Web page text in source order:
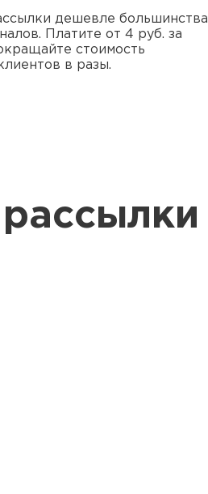
дешевле большинства
Платите от 4 руб. за
стоимость
в разы.